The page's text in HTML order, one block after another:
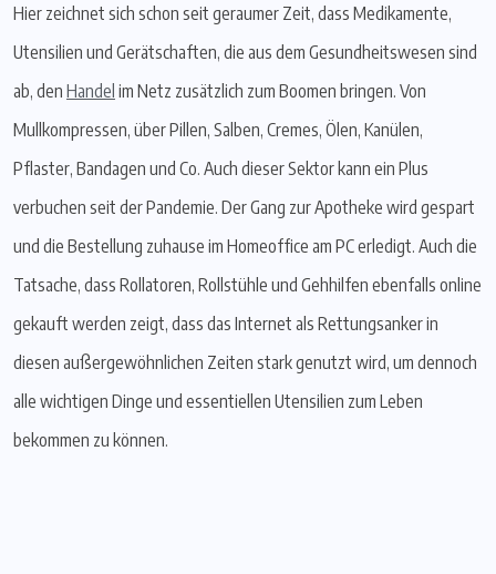
Hier zeichnet sich schon seit geraumer Zeit, dass Medikamente,
Utensilien und Gerätschaften, die aus dem Gesundheitswesen sind
ab, den Handel im Netz zusätzlich zum Boomen bringen. Von
Mullkompressen, über Pillen, Salben, Cremes, Ölen, Kanülen,
Pflaster, Bandagen und Co. Auch dieser Sektor kann ein Plus
verbuchen seit der Pandemie. Der Gang zur Apotheke wird gespart
und die Bestellung zuhause im Homeoffice am PC erledigt. Auch die
Tatsache, dass Rollatoren, Rollstühle und Gehhilfen ebenfalls online
gekauft werden zeigt, dass das Internet als Rettungsanker in
diesen außergewöhnlichen Zeiten stark genutzt wird, um dennoch
alle wichtigen Dinge und essentiellen Utensilien zum Leben
bekommen zu können.